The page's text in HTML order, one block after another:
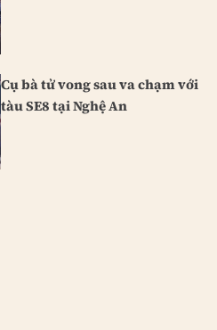
Cụ bà tử vong sau va chạm với
tàu SE8 tại Nghệ An